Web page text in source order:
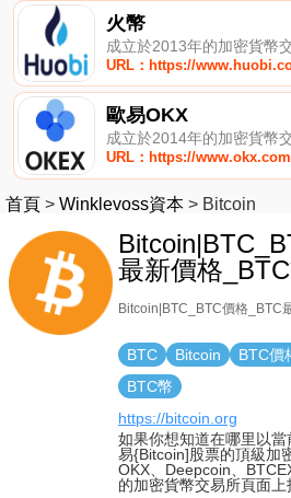
火幣
成立於2013年的加密貨幣
URL：https://
歐易OKX
成立於2014年的加密貨幣
URL：https://www.okx.com
首頁 > Winklevoss資本 > Bitcoin
最新價格
Bitcoin|BTC_BTC價格_BTC
BTC Bitcoin BTC價
BTC幣
https://bitcoin.org
如果你想知道在哪里以
易{Bitcoin]股票的頂級加
OKX、Deepcoin、
的加密貨幣交易所頁面上